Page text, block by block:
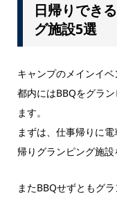
日帰りでき
グ施設5選
キャンプのメインイベ
都内にはBBQをグラ
ます。
まずは、仕事帰りに
帰りグランピング施設
またBBQせずともグ